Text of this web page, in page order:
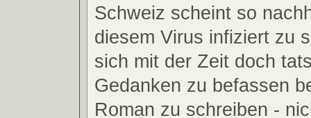
Schweiz scheint so
diesem Virus infiziert zu
sich mit der Zeit doch
Gedanken zu befassen
Roman zu schreiben -